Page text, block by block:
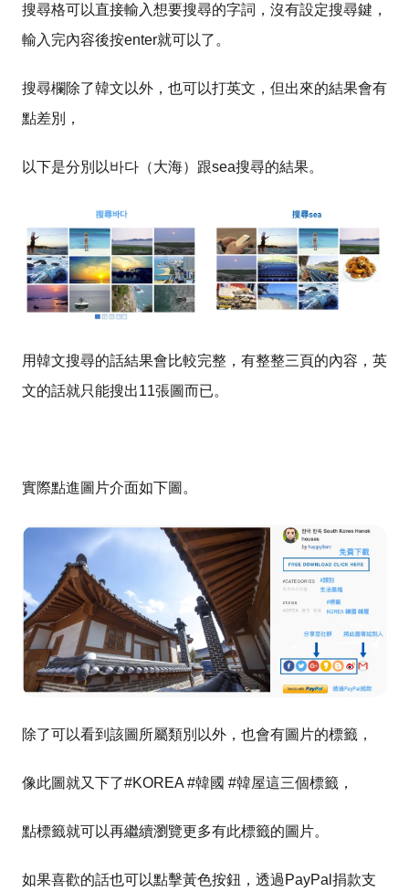
搜尋格可以直接輸入想要搜尋的字詞，沒有設定搜尋鍵 ，
輸入完內容後按enter就可以了。
搜尋欄除了韓文以外，也可以打英文，但出來的結果會有
點差別，
以下是分別以바다（大海）跟sea搜尋的結果。
用韓文搜尋的話結果會比較完整，有整整三頁的內容，英
文的話就只能搜出11張圖而已。
實際點進圖片介面如下圖。
除了可以看到該圖所屬類別以外，也會有圖片的標籤，
像此圖就又下了#KOREA #韓國 #韓屋這三個標籤，
點標籤就可以再繼續瀏覽更多有此標籤的圖片。
如果喜歡的話也可以點擊黃色按鈕，透過PayPal捐款支